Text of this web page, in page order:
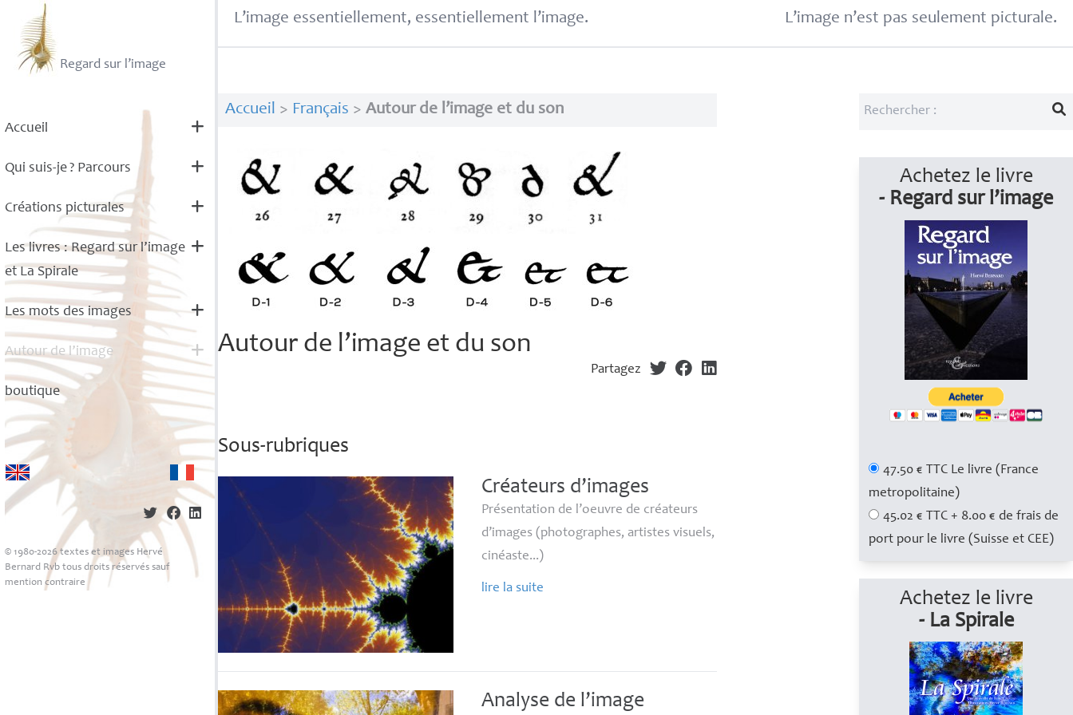
Regard sur l’image
Accueil
Qui suis-je? Parcours
Créations picturales
Les livres : Regard sur l’image
et La Spirale
Les mots des images
Autour de l’image
boutique
© 1980-2026 textes et images Hervé
Bernard Rvb tous droits réservés sauf
mention contraire
L’image essentiellement, essentiellement l’image. L’image n’est pas seulement picturale.
Accueil > Français > Autour de l’image et du son
Autour de l’image et du son
Partagez
Sous-rubriques
Créateurs d’images
Présentation de l’oeuvre de créateurs
d’images (photographes, artistes visuels,
cinéaste...)
lire la suite
Analyse de l’image
Achetez le livre
- Regard sur l’image
47.50 € TTC Le livre (France
metropolitaine)
45.02 € TTC + 8.00 € de frais de
port pour le livre (Suisse et CEE)
Achetez le livre
- La Spirale